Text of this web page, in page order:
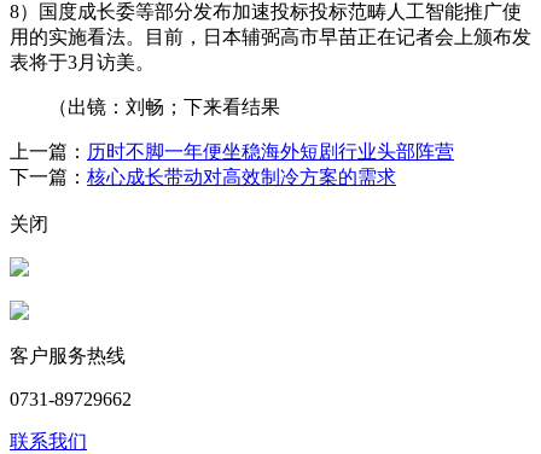
8）国度成长委等部分发布加速投标投标范畴人工智能推广使
用的实施看法。目前，日本辅弼高市早苗正在记者会上颁布发
表将于3月访美。
（出镜：刘畅；下来看结果
上一篇： 历时不脚一年便坐稳海外短剧行业头部阵营
下一篇： 核心成长带动对高效制冷方案的需求
关闭
客户服务热线
0731-89729662
联系我们